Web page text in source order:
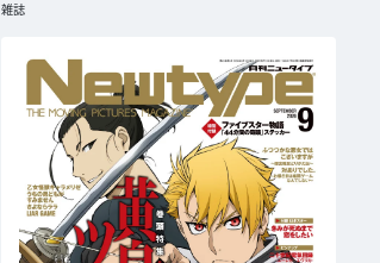
雑誌